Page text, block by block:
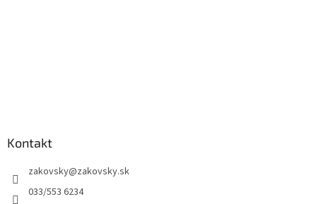
Kontakt
zakovsky@zakovsky.sk
033/553 6234